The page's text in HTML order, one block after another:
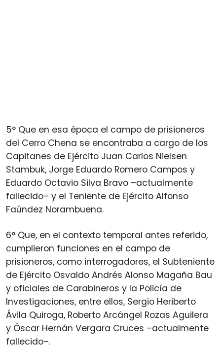
5° Que en esa época el campo de prisioneros
del Cerro Chena se encontraba a cargo de los
Capitanes de Ejército Juan Carlos Nielsen
Stambuk, Jorge Eduardo Romero Campos y
Eduardo Octavio Silva Bravo –actualmente
fallecido– y el Teniente de Ejército Alfonso
Faúndez Norambuena.
6° Que, en el contexto temporal antes referido,
cumplieron funciones en el campo de
prisioneros, como interrogadores, el Subteniente
de Ejército Osvaldo Andrés Alonso Magaña Bau
y oficiales de Carabineros y la Policía de
Investigaciones, entre ellos, Sergio Heriberto
Ávila Quiroga, Roberto Arcángel Rozas Aguilera
y Óscar Hernán Vergara Cruces –actualmente
fallecido–.